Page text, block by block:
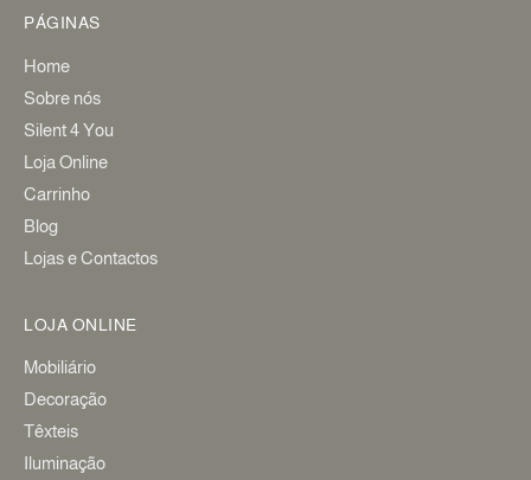
PÁGINAS
Home
Sobre nós
Silent 4 You
Loja Online
Carrinho
Blog
Lojas e Contactos
LOJA ONLINE
Mobiliário
Decoração
Têxteis
Iluminação